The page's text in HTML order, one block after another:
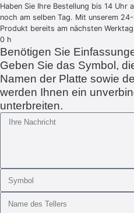
Haben Sie Ihre Bestellung bis 14 Uhr
noch am selben Tag. Mit unserem
Produkt bereits am nächsten
0 h
Benötigen Sie
Geben Sie das Symbol,
Namen der Platte sowie
werden Ihnen ein
unterbreiten.